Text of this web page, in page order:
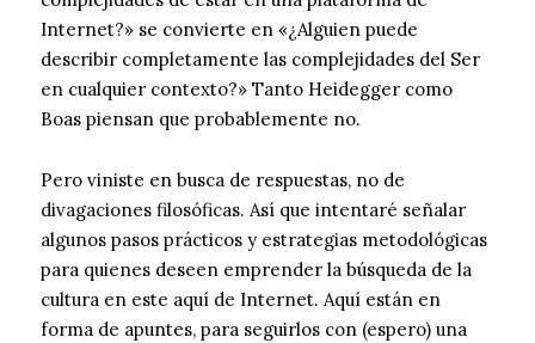
Internet?» se convierte en «¿Alguien puede
describir completamente las complejidades del Ser
en cualquier contexto?» Tanto Heidegger como
Boas piensan que probablemente no.
Pero viniste en busca de respuestas, no de
divagaciones filosóficas. Así que intentaré señalar
algunos pasos prácticos y estrategias metodológicas
para quienes deseen emprender la búsqueda de la
cultura en este aquí de Internet. Aquí están en
forma de apuntes, para seguirlos con (espero) una